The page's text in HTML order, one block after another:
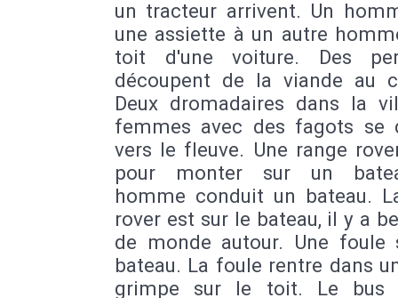
un tracteur arrivent. Un
une assiette à un autre
toit d'une voiture. Des
découpent de la viande au
Deux dromadaires dans la
femmes avec des fagots se
vers le fleuve. Une range
pour monter sur un
homme conduit un bateau.
rover est sur le bateau, il y a
de monde autour. Une foule
bateau. La foule rentre dans
grimpe sur le toit. Le bus